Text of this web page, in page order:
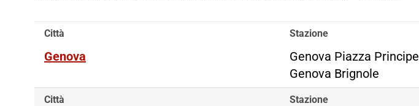
Città
Genova
Stazione
Genova Piazza Principe
Genova Brignole
Città Stazione